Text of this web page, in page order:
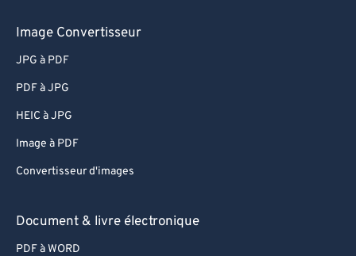
Image Convertisseur
JPG à PDF
PDF à JPG
HEIC à JPG
Image à PDF
Convertisseur d'images
Document & livre électronique
PDF à WORD